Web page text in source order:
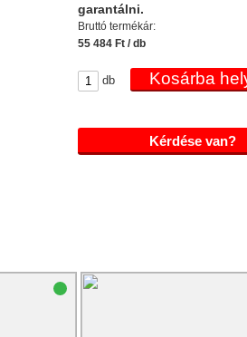
garantálni.
Bruttó termékár:
55 484 Ft / db
db
Kérdése van?